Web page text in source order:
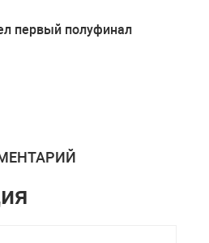
первый полуфинал